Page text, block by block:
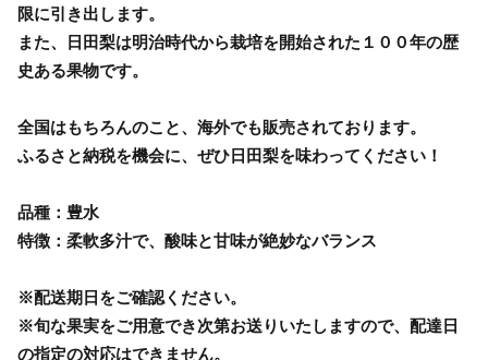
限に引き出します。
また、日田梨は明治時代から栽培を開始された１００年の歴
史ある果物です。
全国はもちろんのこと、海外でも販売されております。
ふるさと納税を機会に、ぜひ日田梨を味わってください！
品種：豊水
特徴：柔軟多汁で、酸味と甘味が絶妙なバランス
※配送期日をご確認ください。
※旬な果実をご用意でき次第お送りいたしますので、配達日
の指定の対応はできません。